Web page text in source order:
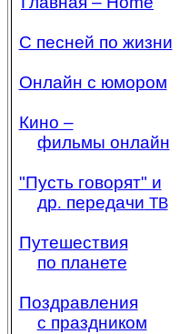
С песней по жизни
Онлайн с юмором
Кино –
фильмы онлайн
"Пусть говорят" и
др. передачи ТВ
Путешествия
по планете
Поздравления
с праздником